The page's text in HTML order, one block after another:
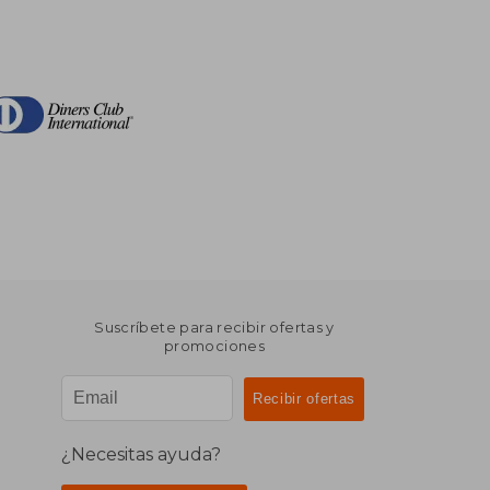
Suscríbete para recibir ofertas y
promociones
¿Necesitas ayuda?